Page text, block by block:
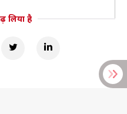
लिया है